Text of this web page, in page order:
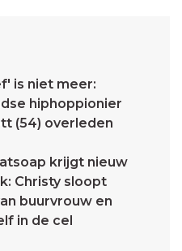
is niet meer:
hiphoppionier
(54) overleden
krijgt nieuw
Christy sloopt
buurvrouw en
in de cel